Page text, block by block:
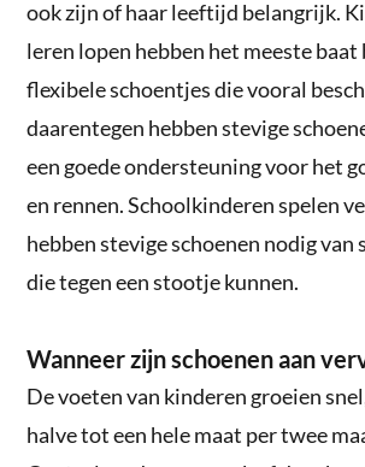
ook zijn of haar leeftijd belangrijk.
leren lopen hebben het meeste baat
flexibele schoentjes die vooral
daarentegen hebben stevige
een goede ondersteuning voor het
en rennen. Schoolkinderen spelen
hebben stevige schoenen nodig van
die tegen een stootje kunnen.
Wanneer zijn schoenen aan
De voeten van kinderen groeien
halve tot een hele maat per twee